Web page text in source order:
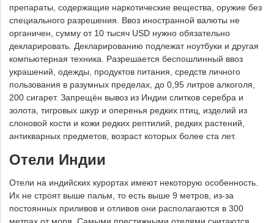
препараты, содержащие наркотические вещества, оружие без
специального разрешения. Ввоз иностранной валюты не
органичен, сумму от 10 тысяч USD нужно обязательно
декларировать. Декларированию подлежат ноутбуки и другая
компьютерная техника. Разрешается беспошлинный ввоз
украшений, одежды, продуктов питания, средств личного
пользования в разумных пределах, до 0,95 литров алкоголя,
200 сигарет. Запрещён вывоз из Индии слитков серебра и
золота, тигровых шкур и оперенья редких птиц, изделий из
слоновой кости и кожи редких рептилий, редких растений,
антикварных предметов, возраст которых более ста лет.
Отели Индии
Отели на индийских курортах имеют некоторую особенность.
Их не строят выше пальм, то есть выше 9 метров, из-за
постоянных приливов и отливов они располагаются в 300